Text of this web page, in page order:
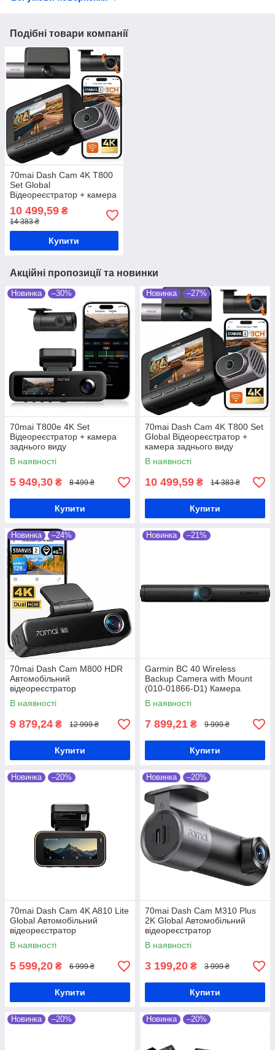
Подібні товари компанії
70mai Dash Cam 4K T800
Set Global
Відеореєстратор + камера
заднього виду
10 499,59 ₴
14 383 ₴
Купити
Акційні пропозиції та новинки
Новинка –30%
70mai T800e 4K Set
Відеореєстратор + камера
заднього виду
В наявності
5 949,30 ₴ 8 499 ₴
Купити
Новинка –27%
70mai Dash Cam 4K T800 Set
Global Відеореєстратор +
камера заднього виду
В наявності
10 499,59 ₴ 14 383 ₴
Купити
Новинка –24%
70mai Dash Cam M800 HDR
Автомобільний
відеореєстратор
В наявності
9 879,24 ₴ 12 999 ₴
Купити
Новинка –21%
Garmin BC 40 Wireless
Backup Camera with Mount
(010-01866-D1) Камера
заднього виду
В наявності
7 899,21 ₴ 9 999 ₴
Купити
Новинка –20%
70mai Dash Cam 4K A810 Lite
Global Автомобільний
відеореєстратор
В наявності
5 599,20 ₴ 6 999 ₴
Купити
Новинка –20%
70mai Dash Cam M310 Plus
2K Global Автомобільний
відеореєстратор
В наявності
3 199,20 ₴ 3 999 ₴
Купити
Новинка –20% Новинка –20%